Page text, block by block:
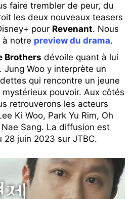
faire trembler de peur, du
les deux nouveaux teasers
pour Revenant. Nous
à notre preview du drama.
Brothers dévoile quant à lui
Jung Woo y interprète un
qui rencontre un jeune
mystérieux pouvoir. Aux côtés
retrouverons les acteurs
Ki Woo, Park Yu Rim, Oh
Sang. La diffusion est
28 juin 2023 sur JTBC.